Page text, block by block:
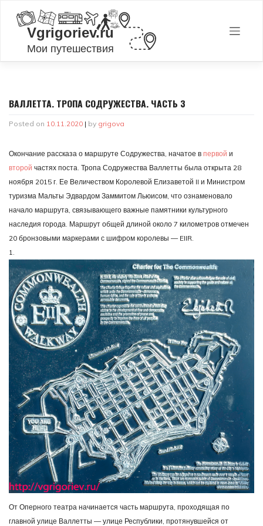
content
ВАЛЛЕТТА. ТРОПА СОДРУЖЕСТВА. ЧАСТЬ 3
Posted on 10.11.2020 | by grigova
Окончание рассказа о маршруте Содружества, начатое в первой и
второй частях поста. Тропа Содружества Валлетты была открыта 28
ноября 2015 г. Ее Величеством Королевой Елизаветой II и Министром
туризма Мальты Эдвардом Заммитом Льюисом, что ознаменовало
начало маршрута, связывающего важные памятники культурного
наследия города. Маршрут общей длиной около 7 километров отмечен
20 бронзовыми маркерами с шифром королевы — EIIR.
1.
От Оперного театра начинается часть маршрута, проходящая по
главной улице Валлетты — улице Республики, протянувшейся от